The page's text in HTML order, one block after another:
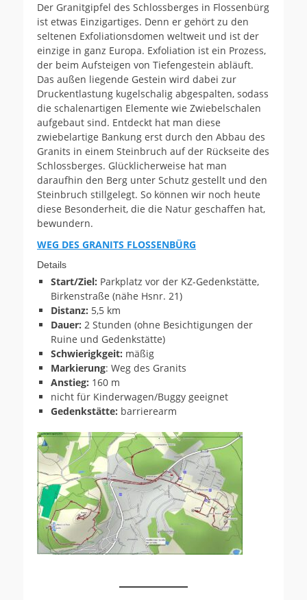
Der Granitgipfel des Schlossberges in Flossenbürg
ist etwas Einzigartiges. Denn er gehört zu den
seltenen Exfoliationsdomen weltweit und ist der
einzige in ganz Europa. Exfoliation ist ein Prozess,
der beim Aufsteigen von Tiefengestein abläuft.
Das außen liegende Gestein wird dabei zur
Druckentlastung kugelschalig abgespalten, sodass
die schalenartigen Elemente wie Zwiebelschalen
aufgebaut sind. Entdeckt hat man diese
zwiebelartige Bankung erst durch den Abbau des
Granits in einem Steinbruch auf der Rückseite des
Schlossberges. Glücklicherweise hat man
daraufhin den Berg unter Schutz gestellt und den
Steinbruch stillgelegt. So können wir noch heute
diese Besonderheit, die die Natur geschaffen hat,
bewundern.
WEG DES GRANITS FLOSSENBÜRG
Details
Start/Ziel: Parkplatz vor der KZ-Gedenkstätte,
Birkenstraße (nähe Hsnr. 21)
Distanz: 5,5 km
Dauer: 2 Stunden (ohne Besichtigungen der
Ruine und Gedenkstätte)
Schwierigkgeit: mäßig
Markierung: Weg des Granits
Anstieg: 160 m
nicht für Kinderwagen/Buggy geeignet
Gedenkstätte: barrierearm